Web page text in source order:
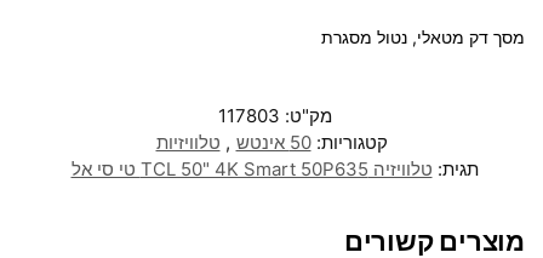
מסך דק מטאלי, נטול מסגרת
מק"ט: 117803
קטגוריות:50 אינטש , טלוויזיות
תגית: טלוויזיה TCL 50" 4K Smart 50P635 טי סי אל
מוצרים קשורים